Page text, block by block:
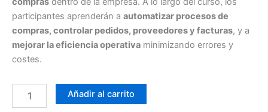
participantes aprenderán a automatizar procesos de
compras, controlar pedidos, proveedores y facturas, y a
mejorar la eficiencia operativa minimizando errores y
costes.
Añadir al carrito